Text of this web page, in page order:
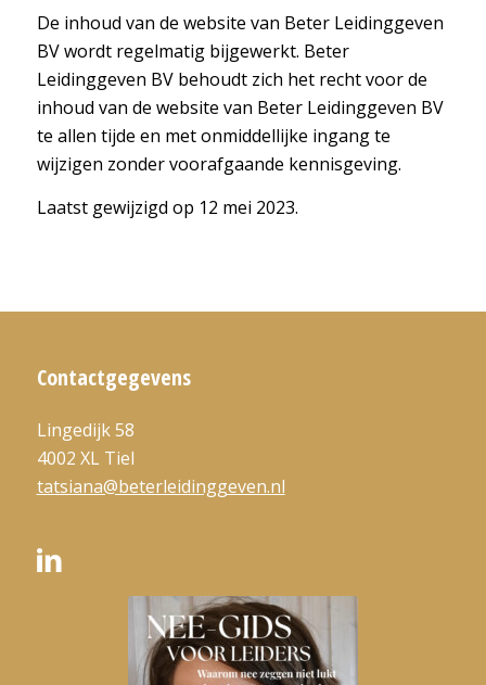
De inhoud van de website van Beter Leidinggeven
BV wordt regelmatig bijgewerkt. Beter
Leidinggeven BV behoudt zich het recht voor de
inhoud van de website van Beter Leidinggeven BV
te allen tijde en met onmiddellijke ingang te
wijzigen zonder voorafgaande kennisgeving.
Laatst gewijzigd op 12 mei 2023.
Contactgegevens
Lingedijk 58
4002 XL Tiel
tatsiana@beterleidinggeven.nl